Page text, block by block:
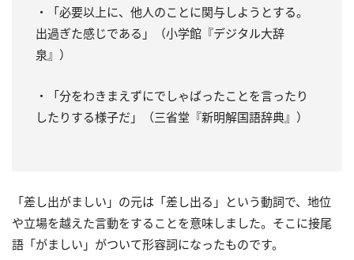
・「必要以上に、他人のことに関与しようとする。
出過ぎた感じである」（小学館『デジタル大辞
泉』）
・「分をわきまえずにでしゃばったことを言ったり
したりする様子だ」（三省堂『新明解国語辞典』）
「差し出がましい」の元は「差し出る」という動詞で、地位
や立場を越えた言動をすることを意味しました。そこに接尾
語「がましい」がついて形容詞になったものです。